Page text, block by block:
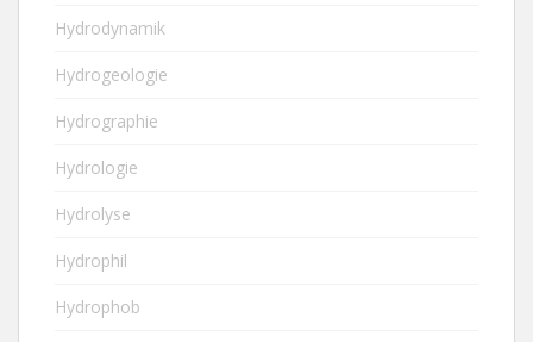
Hydrodynamik
Hydrogeologie
Hydrographie
Hydrologie
Hydrolyse
Hydrophil
Hydrophob